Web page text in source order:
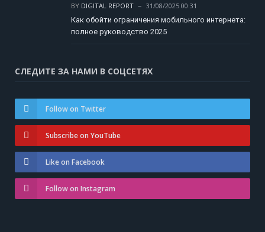
BY DIGITAL REPORT
31/08/2025 00:31
Как обойти ограничения мобильного интернета:
полное руководство 2025
СЛЕДИТЕ ЗА НАМИ В СОЦСЕТЯХ
Follow on Twitter
Subscribe on YouTube
Like on Facebook
Follow on Instagram